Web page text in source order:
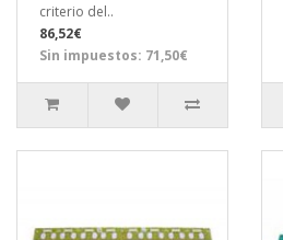
criterio del..
86,52€
Sin impuestos: 71,50€